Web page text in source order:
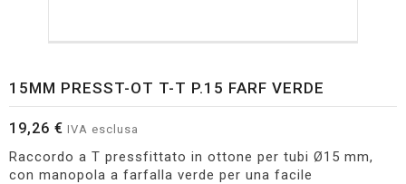
15MM PRESST-OT T-T P.15 FARF VERDE
19,26 € IVA esclusa
Raccordo a T pressfittato in ottone per tubi Ø15 mm,
con manopola a farfalla verde per una facile